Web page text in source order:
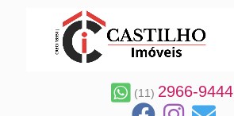
(11) 2966-9444